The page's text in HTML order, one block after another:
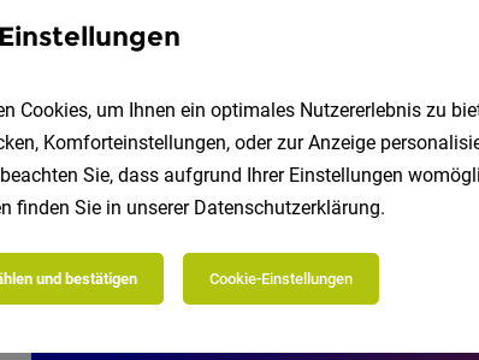
Cookies, um Ihnen ein optimales Nutzererlebnis zu
Komforteinstellungen, oder zur Anzeige
Sie, dass aufgrund Ihrer Einstellungen
finden Sie in unserer Datenschutzerklärung.
und bestätigen Cookie-Einstellungen